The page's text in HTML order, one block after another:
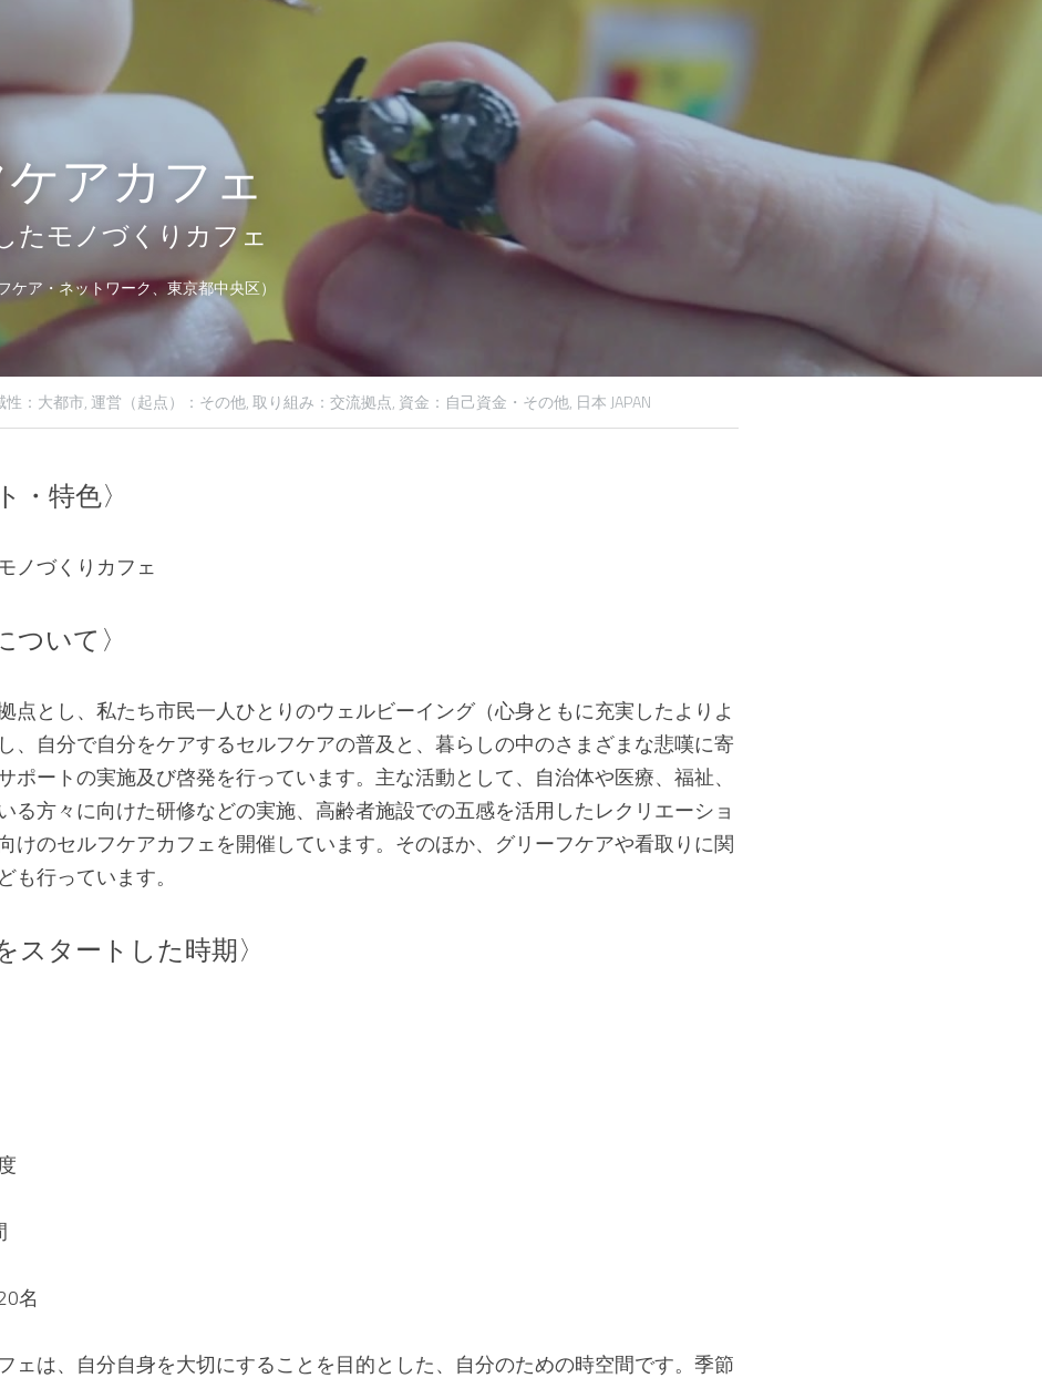
アカフェ
たモノづくりカフェ
ケア・ネットワーク、東京都中央区）
性：大都市, 運営（起点）：その他,取り組み：交流拠点, 資金：自己資金・その他, 日本 JAPAN
・特色〉
ノづくりカフェ
について〉
点とし、私たち市民一人ひとりのウェルビーイング（心身ともに充実したよりよ
、自分で自分をケアするセルフケアの普及と、暮らしの中のさまざまな悲嘆に寄
ポートの実施及び啓発を行っています。主な活動として、自治体や医療、福祉、
る方々に向けた研修などの実施、高齢者施設での五感を活用したレクリエーショ
けのセルフケアカフェを開催しています。そのほか、グリーフケアや看取りに関
も行っています。
スタートした時期〉
名
ェは、自分自身を大切にすることを目的とした、自分のための時空間です。季節